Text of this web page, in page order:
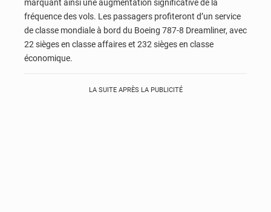
marquant ainsi une augmentation significative de la
fréquence des vols. Les passagers profiteront d’un service
de classe mondiale à bord du Boeing 787-8 Dreamliner, avec
22 sièges en classe affaires et 232 sièges en classe
économique.
LA SUITE APRÈS LA PUBLICITÉ